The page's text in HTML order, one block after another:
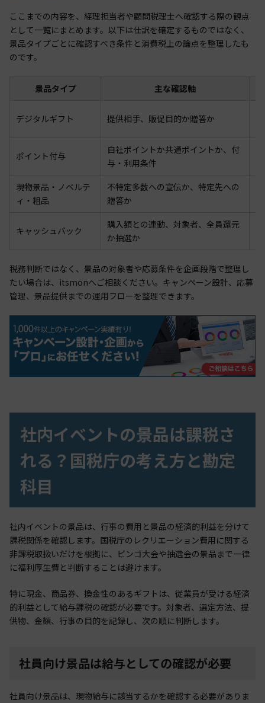
ここまでの内容を、経理担当者や顧問税理士へ確認する際の観点
として一覧にまとめます。以下は仕訳を確定するものではなく、
景品タイプごとに確認すべき条件と消費税上の論点を整理したも
のです。
景品タイプ 主な確認軸
デジタルギフト 提供相手、販促目的か贈答か
ポイント付与
自社ポイントか共通ポイントか、付
与・利用条件
現物景品・ノベルテ
ィ・粗品
不特定多数への宣伝か、特定先への
贈答か
キャッシュバック
購入額との連動、対象者、全員還元
か抽選か
税務判断ではなく、景品の対象者や応募条件を企画段階で整理し
たい場合は、itsmonへご相談ください。キャンペーン設計、応募
管理、景品提供までの運用フローを整理できます。
社内イベントの景品は課税さ
れる？国税庁の考え方と勘定
科目
社内イベントの景品は、行事の費用と景品の経済的利益を分けて
課税関係を確認します。国税庁のレクリエーション費用に関する
非課税取扱いだけを根拠に、ビンゴ大会や抽選会の景品まで一律
に福利厚生費と判断することは避けます。
特に現金、商品券、換金性のあるギフトは、従業員が受ける経済
的利益として給与課税の確認が必要です。対象者、選定方法、提
供物、金額、行事の目的を記録し、次の順に判断します。
社員向け景品は給与としての確認が必要
社員向け景品は、現物給与に該当するかを確認する必要がありま